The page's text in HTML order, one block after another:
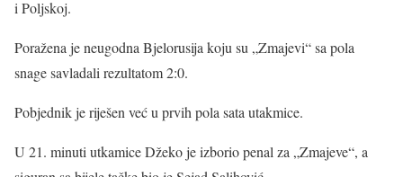
i Poljskoj.
Poražena je neugodna Bjelorusija koju su „Zmajevi“ sa pola
snage savladali rezultatom 2:0.
Pobjednik je riješen već u prvih pola sata utakmice.
U 21. minuti utkamice Džeko je izborio penal za „Zmajeve“, a